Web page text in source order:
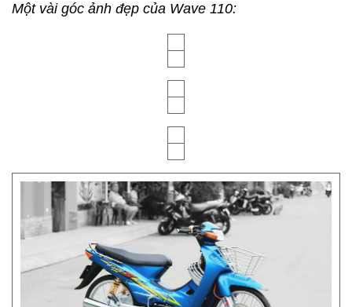
Một vài góc ảnh đẹp của Wave 110: